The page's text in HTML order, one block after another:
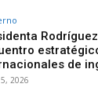
de
5, 2026